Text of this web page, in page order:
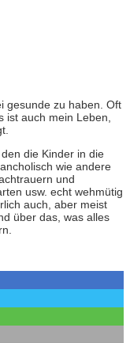
gesunde zu haben. Oft
ist auch mein Leben,
die Kinder in die
wie andere
und
usw. echt wehmütig
auch, aber meist
über das, was alles